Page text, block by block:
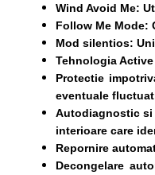
Wind Avoid Me:
Follow Me Mode:
Mod silentios:
Tehnologia Active
Protectie
eventuale
Autodiagnostic
interioare care
Repornire
Decongelare